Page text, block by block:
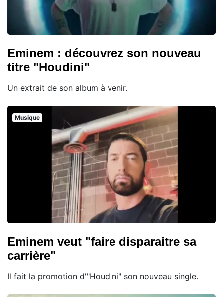
Eminem : découvrez son nouveau
titre "Houdini"
Un extrait de son album à venir.
Musique
Eminem veut "faire disparaitre sa
carrière"
Il fait la promotion d'"Houdini" son nouveau single.